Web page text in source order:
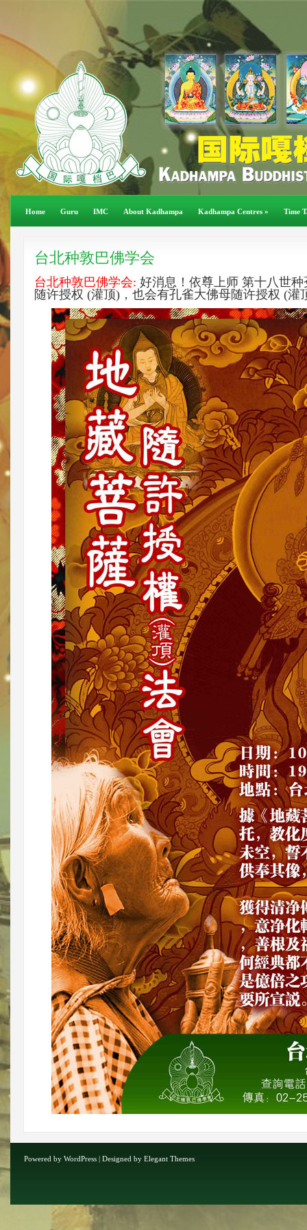
Home Guru IMC About Kadhampa Kadhampa Centres » Time
台北种敦巴佛学会
台北种敦巴佛学会: 好消息！依尊上师 第十八世
随许授权 (灌顶)，也会有孔雀大佛母随许授权 (灌
Powered by WordPress | Designed by Elegant Themes